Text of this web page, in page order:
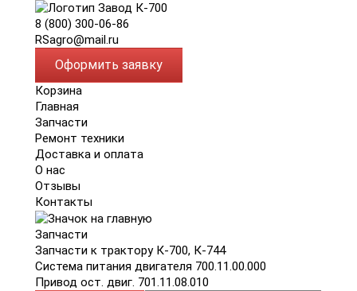
8 (800) 300-06-86
RSagro@mail.ru
Оформить заявку
Корзина
Главная
Запчасти
Ремонт техники
Доставка и оплата
О нас
Отзывы
Контакты
Запчасти
Запчасти к трактору К-700, К-744
Система питания двигателя 700.11.00.000
Привод ост. двиг. 701.11.08.010